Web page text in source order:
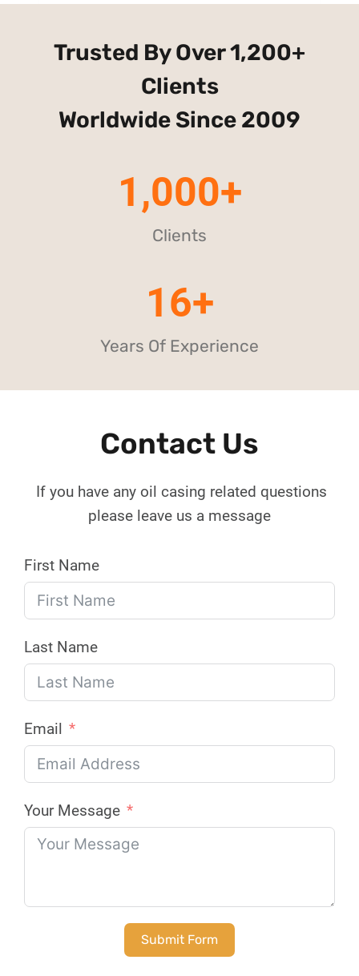
Trusted By Over 1,200+
Clients
Worldwide Since 2009
1,000+
Clients
16+
Years Of Experience
Contact Us
If you have any oil casing related questions
please leave us a message
First Name
Last Name
Email
Your Message
Submit Form